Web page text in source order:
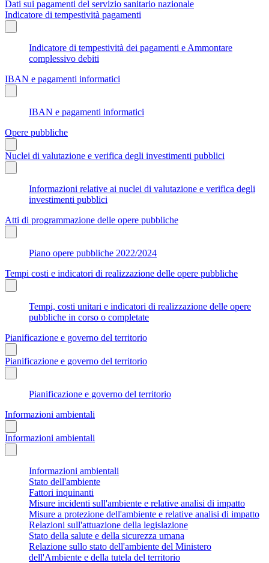
Dati sui pagamenti del servizio sanitario nazionale
Indicatore di tempestività pagamenti
Indicatore di tempestività dei pagamenti e Ammontare
complessivo debiti
IBAN e pagamenti informatici
IBAN e pagamenti informatici
Opere pubbliche
Nuclei di valutazione e verifica degli investimenti pubblici
Informazioni relative ai nuclei di valutazione e verifica degli
investimenti pubblici
Atti di programmazione delle opere pubbliche
Piano opere pubbliche 2022/2024
Tempi costi e indicatori di realizzazione delle opere pubbliche
Tempi, costi unitari e indicatori di realizzazione delle opere
pubbliche in corso o completate
Pianificazione e governo del territorio
Pianificazione e governo del territorio
Pianificazione e governo del territorio
Informazioni ambientali
Informazioni ambientali
Informazioni ambientali
Stato dell'ambiente
Fattori inquinanti
Misure incidenti sull'ambiente e relative analisi di impatto
Misure a protezione dell'ambiente e relative analisi di impatto
Relazioni sull'attuazione della legislazione
Stato della salute e della sicurezza umana
Relazione sullo stato dell'ambiente del Ministero
dell'Ambiente e della tutela del territorio